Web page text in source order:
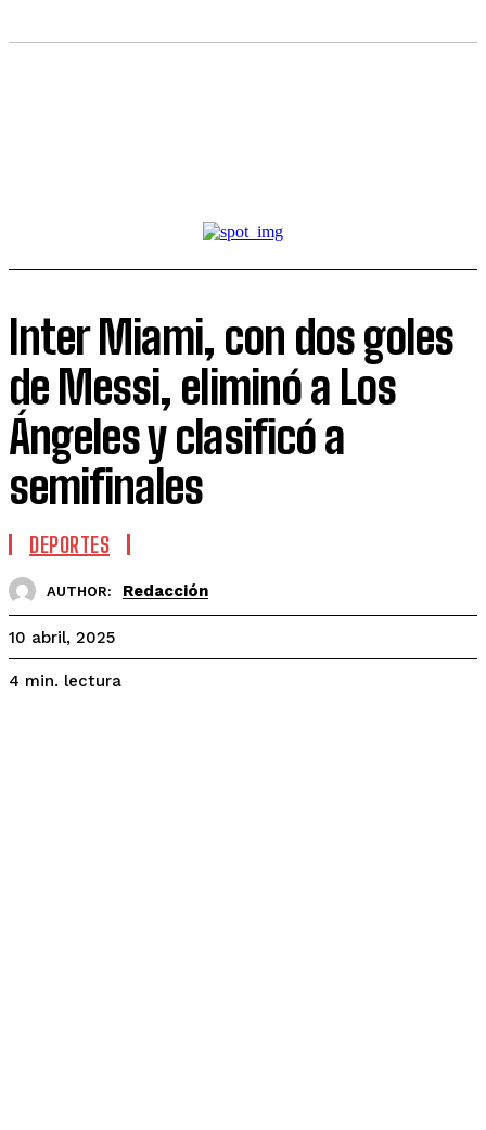
Inter Miami, con dos goles
de Messi, eliminó a Los
Ángeles y clasificó a
semifinales
DEPORTES
AUTHOR: Redacción
10 abril, 2025
4 min. lectura